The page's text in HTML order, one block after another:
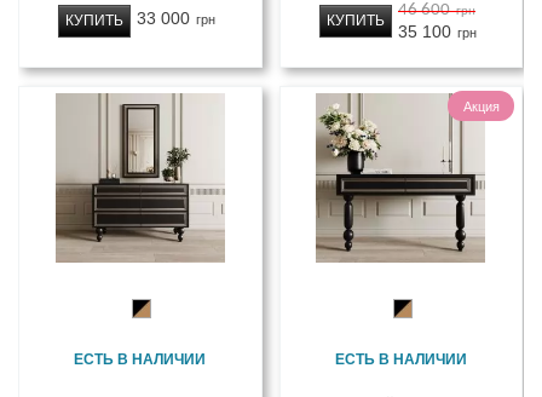
33 000 грн
КУПИТЬ
46 600 грн
35 100 грн
КУПИТЬ
ЕСТЬ В НАЛИЧИИ
Акция
ЕСТЬ В НАЛИЧИИ